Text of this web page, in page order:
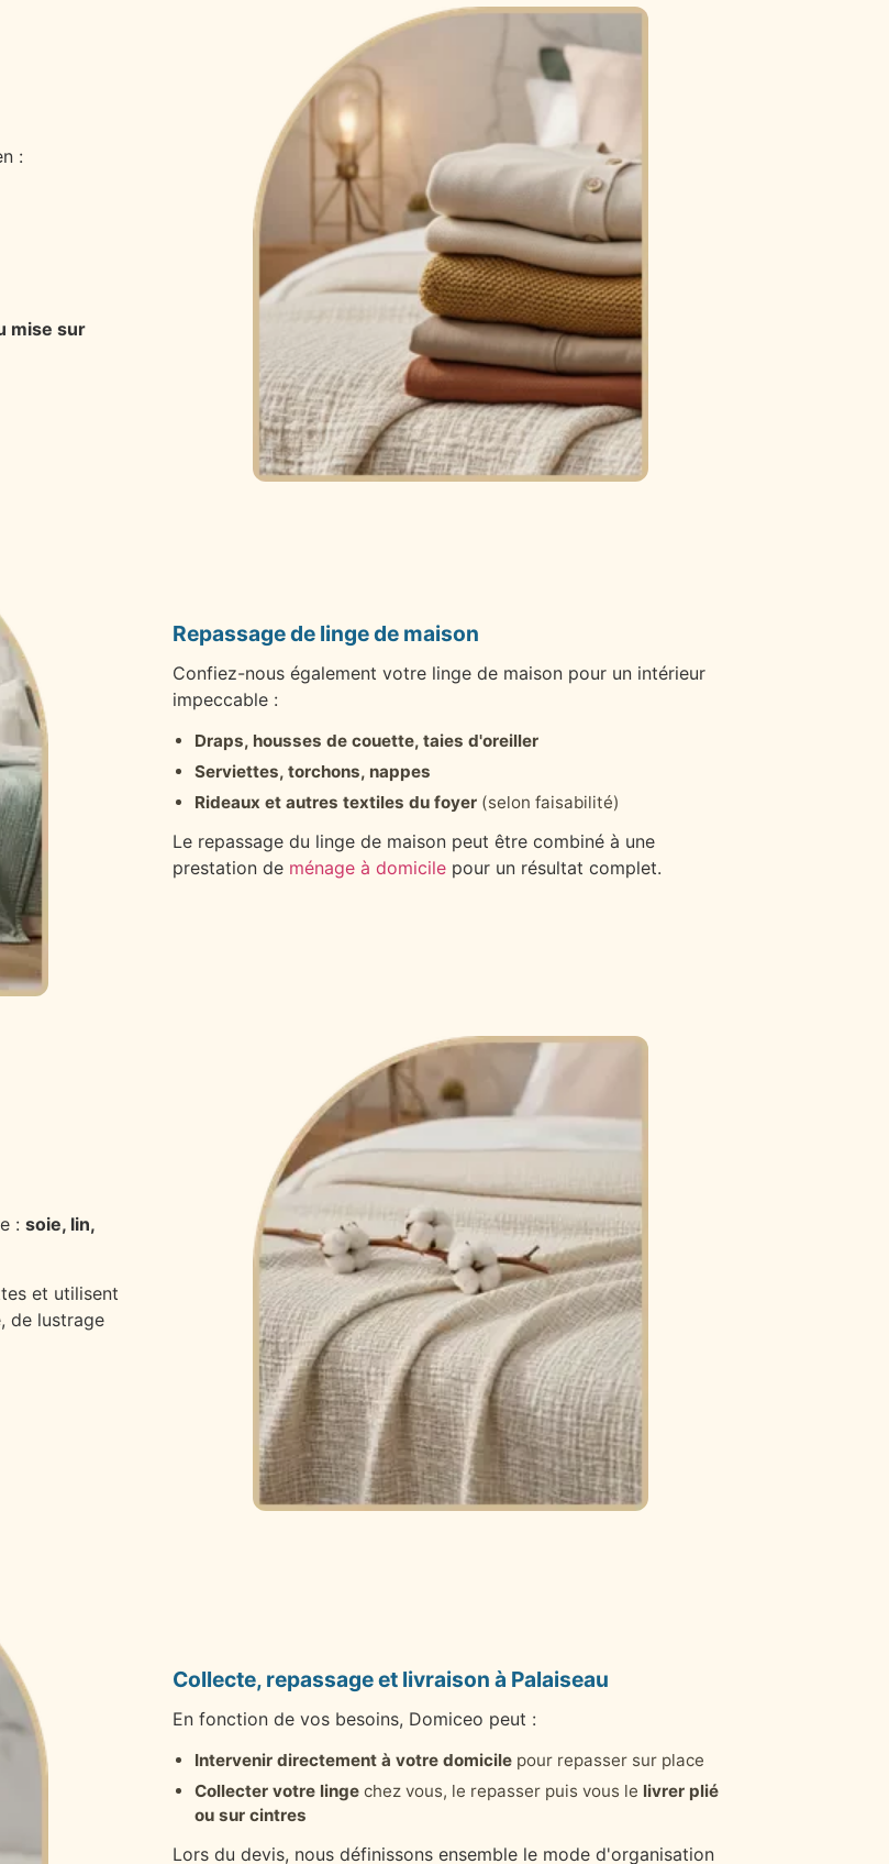
:
mise sur
Repassage de linge de maison
Confiez-nous également votre linge de maison pour un intérieur
impeccable :
Draps, housses de couette, taies d'oreiller
Serviettes, torchons, nappes
Rideaux et autres textiles du foyer (selon faisabilité)
Le repassage du linge de maison peut être combiné à une
prestation de ménage à domicile pour un résultat complet.
: soie, lin,
et utilisent
de lustrage
Collecte, repassage et livraison à Palaiseau
En fonction de vos besoins, Domiceo peut :
Intervenir directement à votre domicile pour repasser sur place
Collecter votre linge chez vous, le repasser puis vous le livrer plié
ou sur cintres
Lors du devis, nous définissons ensemble le mode d'organisation